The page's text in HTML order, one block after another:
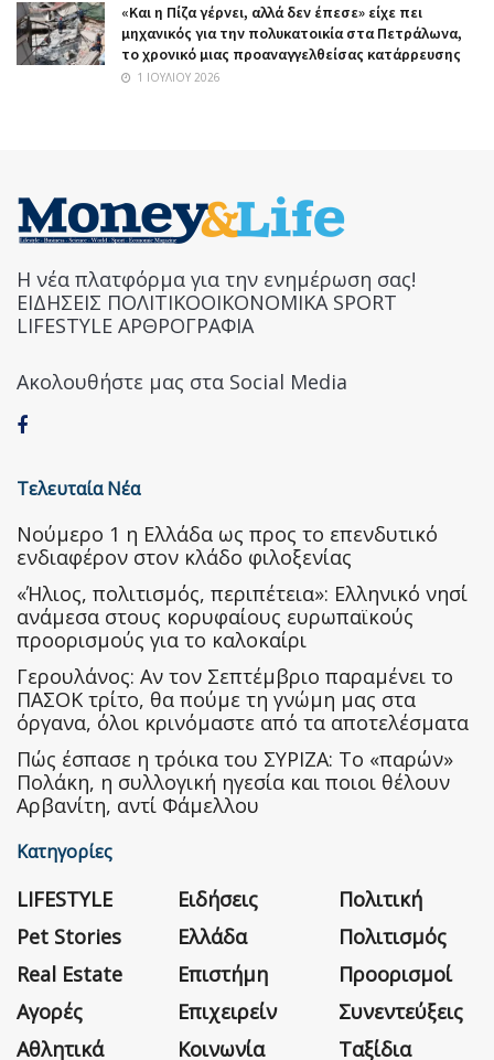
«Και η Πίζα γέρνει, αλλά δεν έπεσε» είχε πει
μηχανικός για την πολυκατοικία στα Πετράλωνα,
το χρονικό μιας προαναγγελθείσας κατάρρευσης
1 ΙΟΥΛΊΟΥ 2026
Η νέα πλατφόρμα για την ενημέρωση σας!
ΕΙΔΗΣΕΙΣ ΠΟΛΙΤΙΚΟΟΙΚΟΝΟΜΙΚΑ SPORT
LIFESTYLE ΑΡΘΡΟΓΡΑΦΙΑ
Ακολουθήστε μας στα Social Media
Τελευταία Νέα
Nούμερο 1 η Ελλάδα ως προς το επενδυτικό
ενδιαφέρον στον κλάδο φιλοξενίας
«Ήλιος, πολιτισμός, περιπέτεια»: Ελληνικό νησί
ανάμεσα στους κορυφαίους ευρωπαϊκούς
προορισμούς για το καλοκαίρι
Γερουλάνος: Αν τον Σεπτέμβριο παραμένει το
ΠΑΣΟΚ τρίτο, θα πούμε τη γνώμη μας στα
όργανα, όλοι κρινόμαστε από τα αποτελέσματα
Πώς έσπασε η τρόικα του ΣΥΡΙΖΑ: Το «παρών»
Πολάκη, η συλλογική ηγεσία και ποιοι θέλουν
Αρβανίτη, αντί Φάμελλου
Κατηγορίες
LIFESTYLE
Pet Stories
Real Estate
Αγορές
Αθλητικά
Ειδήσεις
Ελλάδα
Επιστήμη
Επιχειρείν
Κοινωνία
Πολιτική
Πολιτισμός
Προορισμοί
Συνεντεύξεις
Ταξίδια